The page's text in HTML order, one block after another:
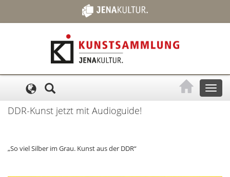
Toggle
DDR-Kunst jetzt mit Audioguide!
„So viel Silber im Grau. Kunst aus der DDR“